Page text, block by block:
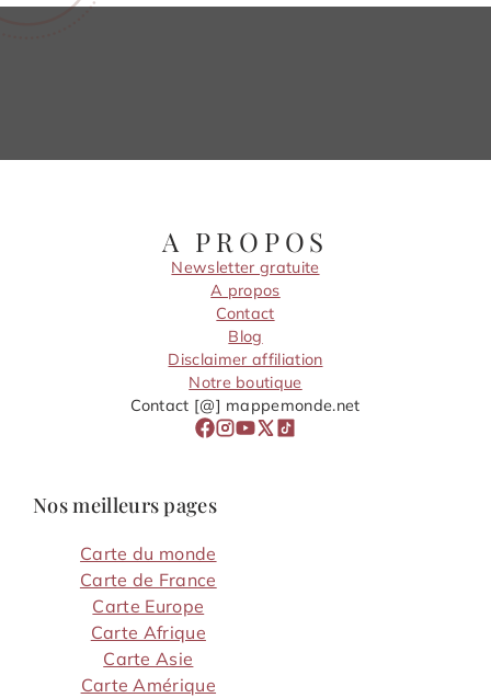
A PROPOS
Newsletter gratuite
A propos
Contact
Blog
Disclaimer affiliation
Notre boutique
Contact [@] mappemonde.net
Nos meilleurs pages
Carte du monde
Carte de France
Carte Europe
Carte Afrique
Carte Asie
Carte Amérique